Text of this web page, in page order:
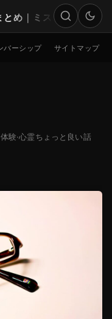
め｜ミステリー
検索
バーシップ サイトマップ
験·心霊ちょっと良い話